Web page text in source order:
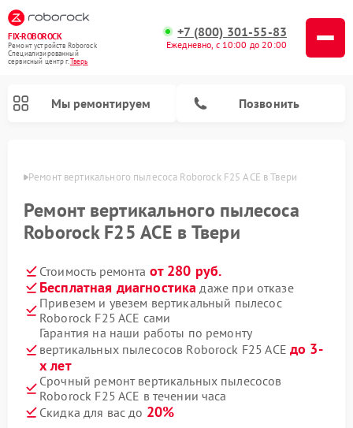
FIX-ROBOROCK
Ремонт устройств Roborock
Специализированный
cервисный центр г.Тверь
+7 (800) 301-55-83
Ежедневно, с 10:00 до 20:00
Мы ремонтируем Позвонить
Ремонт вертикального пылесоса Roborock F25 ACE в Твери
Ремонт вертикального пылесоса
Roborock F25 ACE в Твери
Стоимость ремонта от 280 руб.
Бесплатная диагностика даже при отказе
Привезем и увезем вертикальный пылесос
Roborock F25 ACE сами
Гарантия на наши работы по ремонту
вертикальных пылесосов Roborock F25 ACE до 3-
х лет
Срочный ремонт вертикальных пылесосов
Roborock F25 ACE в течении часа
Скидка для вас до 20%